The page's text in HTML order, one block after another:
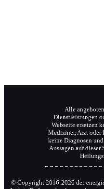
Alle
Dienstleistungen
Webseite ersetzen
Mediziner, Arzt oder
keine Diagnosen
Aussagen auf
© Copyright 2016-2026 der-